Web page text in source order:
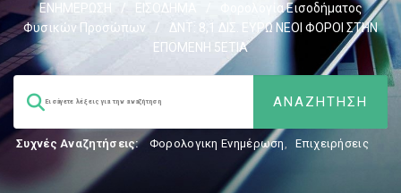
ΕΝΗΜΕΡΩΣΗ
/ ΕΙΣΟΔΗΜΑ
Φορολογία Εισοδήματος
Φυσικών Προσώπων
/
ΔΝΤ: 8,1 ΔΙΣ. ΕΥΡΩ ΝΕΟΙ ΦΟΡΟΙ ΣΤΗΝ
ΕΠΟΜΕΝΗ 5ΕΤΙΑ
Συχνές Αναζητήσεις: Φορολογικη Ενημέρωση, Επιχειρήσεις